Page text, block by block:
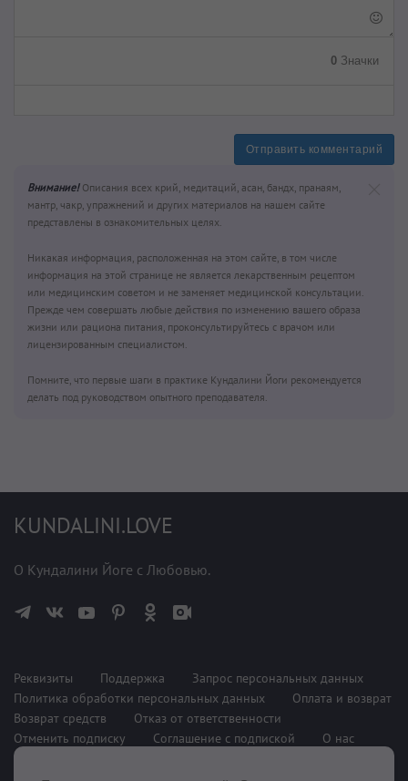
0 Значки
Отправить комментарий
Внимание!Описания всех крий, медитаций, асан, бандх, пранаям,
мантр, чакр, упражнений и других материалов на нашем сайте
представлены в ознакомительных целях.
Никакая информация, расположенная на этом сайте, в том числе
информация на этой странице не является лекарственным рецептом
или медицинским советом и не заменяет медицинской консультации.
Прежде чем совершать любые действия по изменению вашего образа
жизни или рациона питания, проконсультируйтесь с врачом или
лицензированным специалистом.
Помните, что первые шаги в практике Кундалини Йоги рекомендуется
делать под руководством опытного преподавателя.
KUNDALINI.LOVE
О Кундалини Йоге с Любовью.
Реквизиты Поддержка
Запрос персональных данных
Политика обработки персональных данных
Оплата и возврат
Возврат средств
Отказ от ответственности
Отменить подписку
Соглашение с подпиской О нас